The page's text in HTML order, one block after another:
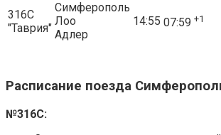
316С
"Таврия"
Симферополь
Лоо
Адлер
14:55 07:59 +1
Расписание поезда
№316С: